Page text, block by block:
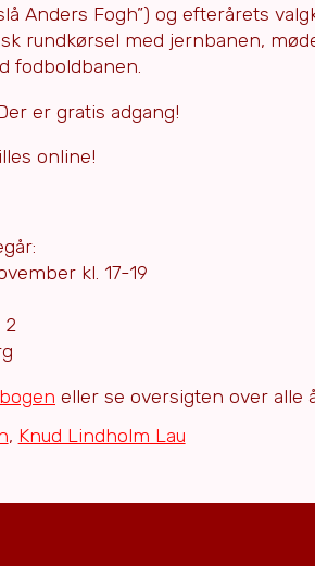
Anders Fogh”) og efterårets
rundkørsel med jernbanen,
fodboldbanen.
er gratis adgang!
online!
kl. 17-19
2
eller se oversigten over alle
, Knud Lindholm Lau